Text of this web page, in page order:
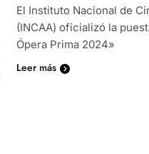
El Instituto Nacional de
(INCAA) oficializó la
Ópera Prima 2024»
Leer más